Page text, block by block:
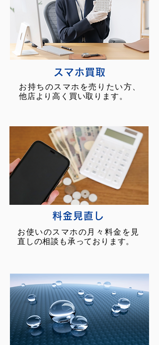
スマホ買取
お持ちのスマホを売りたい方、
他店より高く買い取ります。
料金見直し
お使いのスマホの月々料金を見
直しの相談も承っております。